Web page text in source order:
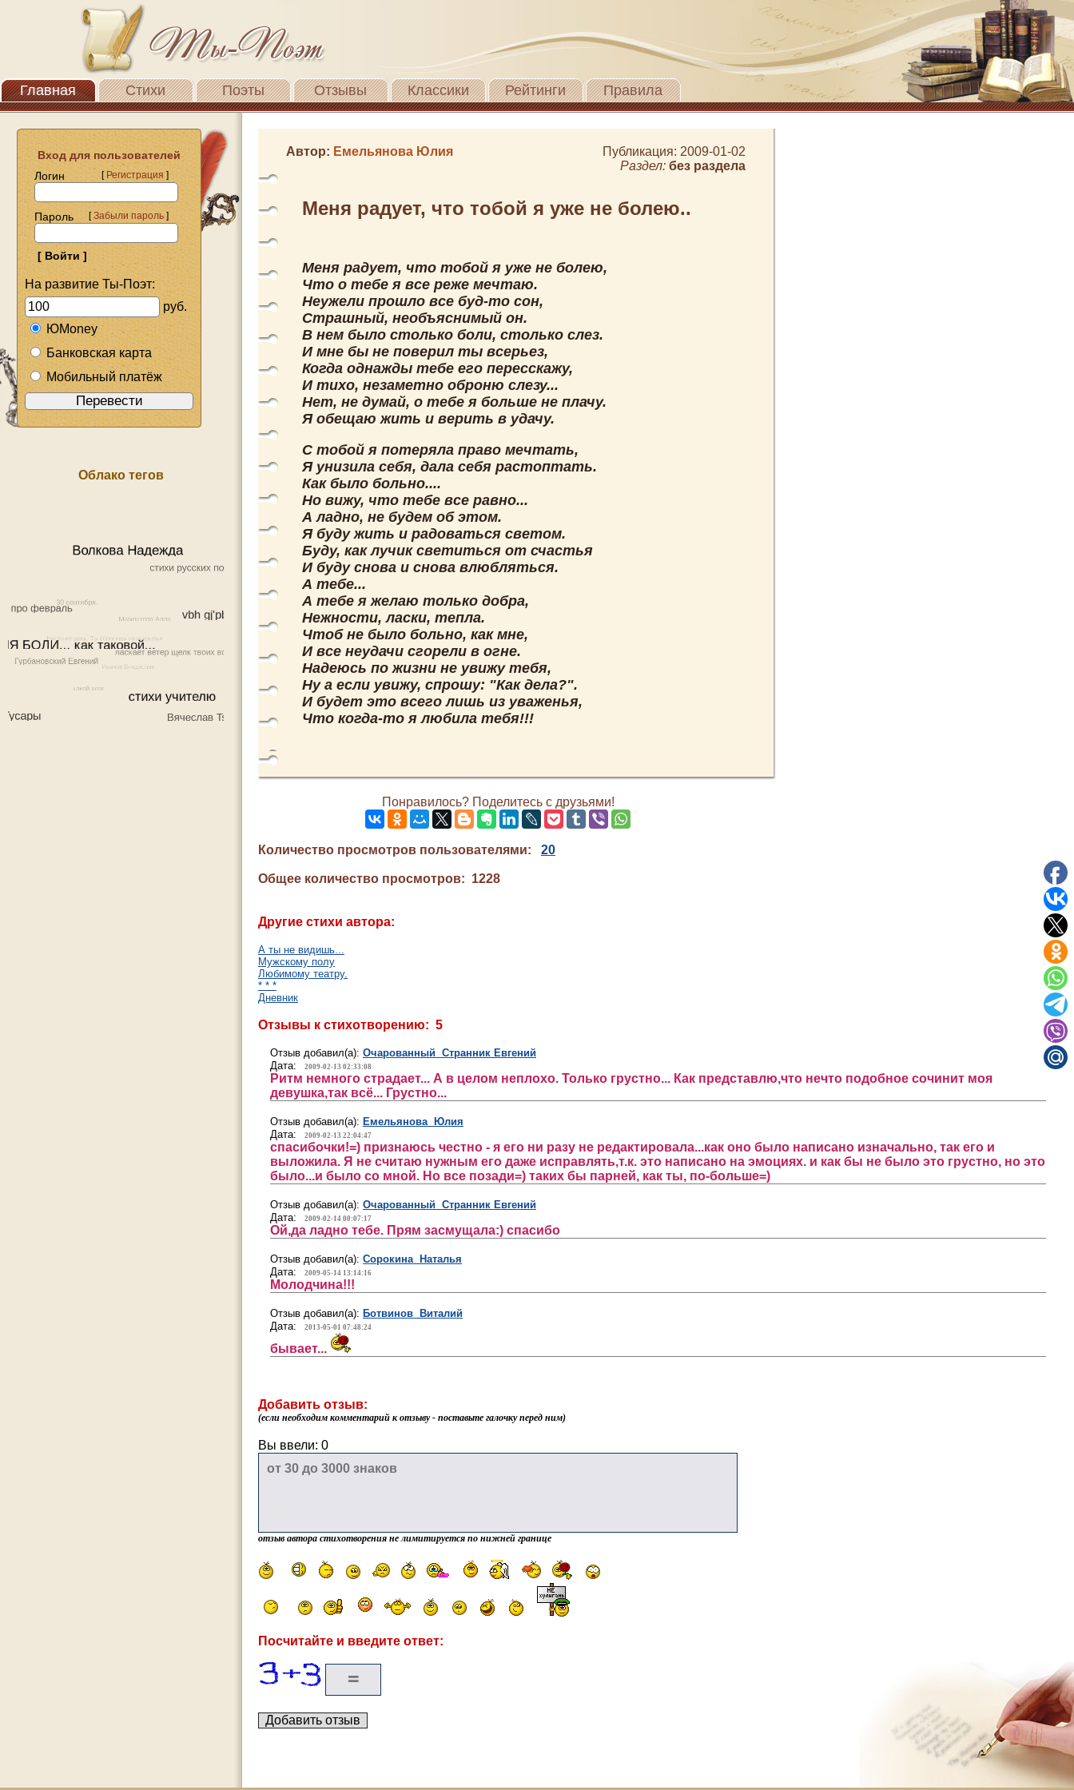
Главная Стихи Поэты Отзывы Классики Рейтинги Правила
Вход для пользователей
Логин
[Регистрация]
Пароль [Забыли пароль]
На развитие Ты-Поэт:
руб.
ЮMoney
Банковская карта
Мобильный платёж
Облако тегов
Автор: Емельянова Юлия
Публикация: 2009-01-02
Раздел: без раздела
Меня радует, что тобой я уже не болею..
Меня радует, что тобой я уже не болею,
Что о тебе я все реже мечтаю.
Неужели прошло все буд-то сон,
Страшный, необъяснимый он.
В нем было столько боли, столько слез.
И мне бы не поверил ты всерьез,
Когда однажды тебе его пересскажу,
И тихо, незаметно оброню слезу...
Нет, не думай, о тебе я больше не плачу.
Я обещаю жить и верить в удачу.
С тобой я потеряла право мечтать,
Я унизила себя, дала себя растоптать.
Как было больно....
Но вижу, что тебе все равно...
А ладно, не будем об этом.
Я буду жить и радоваться светом.
Буду, как лучик светиться от счастья
И буду снова и снова влюбляться.
А тебе...
А тебе я желаю только добра,
Нежности, ласки, тепла.
Чтоб не было больно, как мне,
И все неудачи сгорели в огне.
Надеюсь по жизни не увижу тебя,
Ну а если увижу, спрошу: "Как дела?".
И будет это всего лишь из уваженья,
Что когда-то я любила тебя!!!
Понравилось? Поделитесь с друзьями!
Количество просмотров пользователями: 20
Общее количество просмотров: 1228
Другие стихи автора:
А ты не видишь...
Мужскому полу
Любимому театру.
* * *
Дневник
Отзывы к стихотворению: 5
Отзыв добавил(а): Очарованный Странник Евгений
Дата:
2009-02-13 02:33:08
Ритм немного страдает... А в целом неплохо. Только грустно... Как представлю,что нечто подобное сочинит моя
девушка,так всё... Грустно...
Отзыв добавил(а): Емельянова Юлия
Дата:
2009-02-13 22:04:47
спасибочки!=) признаюсь честно - я его ни разу не редактировала...как оно было написано изначально, так его и
выложила. Я не считаю нужным его даже исправлять,т.к. это написано на эмоциях. и как бы не было это грустно, но это
было...и было со мной. Но все позади=) таких бы парней, как ты, по-больше=)
Отзыв добавил(а): Очарованный Странник Евгений
Дата:
2009-02-14 00:07:17
Ой,да ладно тебе. Прям засмущала:) спасибо
Отзыв добавил(а): Сорокина Наталья
Дата:
2009-05-14 13:14:16
Молодчина!!!
Отзыв добавил(а): Ботвинов Виталий
Дата:
2013-05-01 07:48:24
бывает...
Добавить отзыв:
(если необходим комментарий к отзыву - поставьте галочку перед ним)
Вы ввели: 0
отзыв автора стихотворения не лимитируется по нижней границе
Посчитайте и введите ответ: